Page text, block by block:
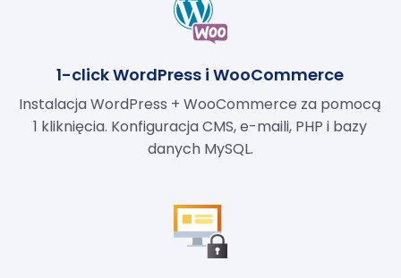
1-click WordPress i WooCommerce
Instalacja WordPress + WooCommerce za pomocą
1 kliknięcia. Konfiguracja CMS, e-maili, PHP i bazy
danych MySQL.